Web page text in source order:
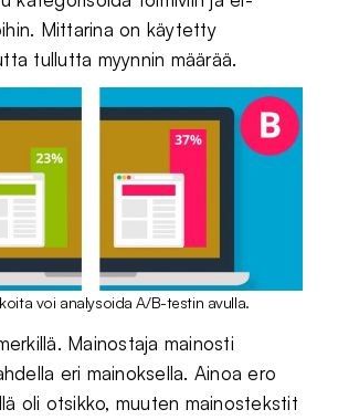
Mittarina on käytetty
tullutta myynnin määrää.
voi analysoida A/B-testin avulla.
Mainostaja mainosti
eri mainoksella. Ainoa ero
oli otsikko, muuten mainostekstit